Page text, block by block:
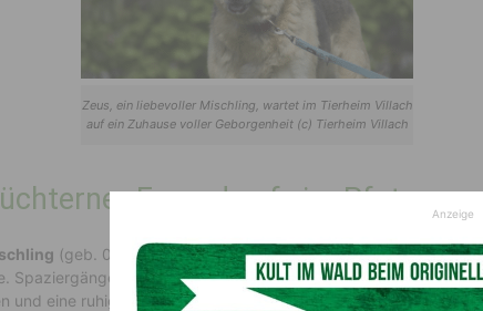
Zeus, ein liebevoller Mischling, wartet im Tierheim Villach
auf ein Zuhause voller Geborgenheit (c) Tierheim Villach
Freund auf vier Pfoten
(geb. 05.01.2024), ist ebenfalls schüchtern und sucht ein
Spaziergänge liebt er ebenso wie die Gesellschaft anderer
und eine ruhige Umgebung helfen ihm, sicher anzukommen und
Anzeige